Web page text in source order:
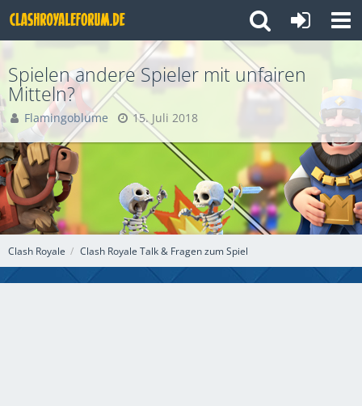
Clash Royale Clash Royale Talk & Fragen zum Spiel
Spielen andere Spieler mit unfairen
Mitteln?
Flamingoblume 15. Juli 2018